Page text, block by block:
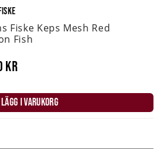
Fiske Keps Mesh Red
Fish
kr
LÄGG I VARUKORG